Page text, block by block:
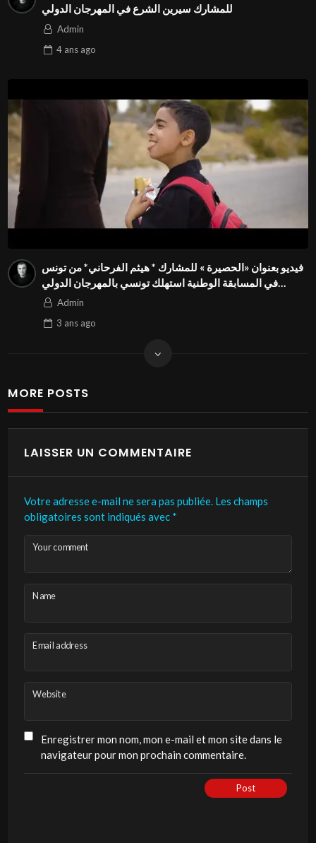
للمشارك سيرين الشرع في المهرجان الدولي
Admin
4 ansago
فيديو بعنوان «الحصيرة » للمشارك * هيثم الفرحاني* من تونس
في المسابقة الوطنية استهلك تونسي بالمهرجان الدولي
Season3 FIVS
Admin
3 ansago
MORE POSTS
LAISSER UN COMMENTAIRE
Votre adresse e-mail ne sera pas publiée. Les champs
obligatoires sont indiqués avec *
Your comment
Name
Email address
Website
Enregistrer mon nom, mon e-mail et mon site dans le
navigateur pour mon prochain commentaire.
Post